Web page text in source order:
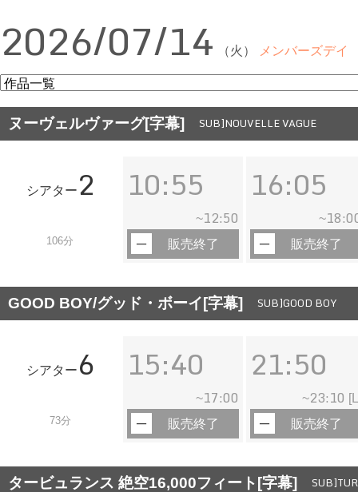
2026/07/14 （火） メンバーズデイ
ヌーヴェルヴァーグ[字幕] SUB]NOUVELLE VAGUE
シアター 2
106分
10:55
~12:50
販売終了
16:05
~
販売終了
GOOD BOY/グッド・ボーイ[字幕] SUB]GOOD BOY
シアター 6
73分
15:40
~17:00
販売終了
21:50
~23:10
販売終了
タービュランス 絶空16,000フィート[字幕]